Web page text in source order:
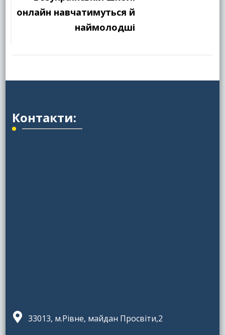
онлайн навчатимуться й
наймолодші
Контакти:
33013, м.Рівне, майдан Просвіти,2